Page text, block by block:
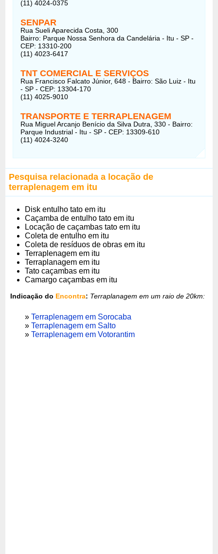
(11) 4024-0375
SENPAR
Rua Sueli Aparecida Costa, 300
Bairro: Parque Nossa Senhora da Candelária - Itu - SP -
CEP: 13310-200
(11) 4023-6417
TNT COMERCIAL E SERVIÇOS
Rua Francisco Falcato Júnior, 648 - Bairro: São Luiz - Itu
- SP - CEP: 13304-170
(11) 4025-9010
TRANSPORTE E TERRAPLENAGEM
Rua Miguel Arcanjo Benício da Silva Dutra, 330 - Bairro:
Parque Industrial - Itu - SP - CEP: 13309-610
(11) 4024-3240
Pesquisa relacionada a locação de
terraplenagem em itu
Disk entulho tato em itu
Caçamba de entulho tato em itu
Locação de caçambas tato em itu
Coleta de entulho em itu
Coleta de resíduos de obras em itu
Terraplenagem em itu
Terraplanagem em itu
Tato caçambas em itu
Camargo caçambas em itu
Indicação do Encontra: Terraplanagem em um raio de 20km:
»Terraplenagem em Sorocaba
»Terraplenagem em Salto
»Terraplenagem em Votorantim